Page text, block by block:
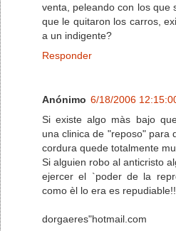
venta, peleando con los que
que le quitaron los carros,
a un indigente?
Responder
Anónimo 6/18/2006
Si existe algo màs bajo
una clinica de "reposo" para
cordura quede totalmente
Si alguien robo al anticristo
ejercer el `poder de la
como èl lo era es repudiable!!
dorgaeres"hotmail.com